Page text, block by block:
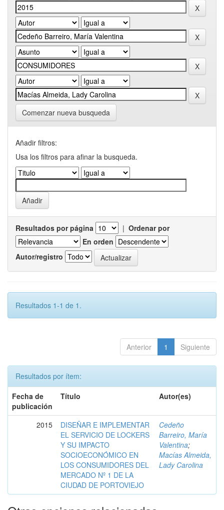
Comenzar nueva busqueda
Añadir filtros:
Usa los filtros para afinar la busqueda.
Resultados por página | Ordenar por
En orden
Autor/registro
Resultados 1-1 de 1.
Anterior 1 Siguiente
Resultados por ítem:
Fecha de
publicación
Título Autor(es)
2015
DISEÑAR E IMPLEMENTAR
EL SERVICIO DE LOCKERS
Y SU IMPACTO
SOCIOECONÓMICO EN
LOS CONSUMIDORES DEL
MERCADO Nº 1 DE LA
CIUDAD DE PORTOVIEJO
Cedeño
Barreiro, María
Valentina;
Macías Almeida,
Lady Carolina